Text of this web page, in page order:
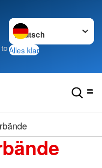
Sprache wechseln zu
Alles klar